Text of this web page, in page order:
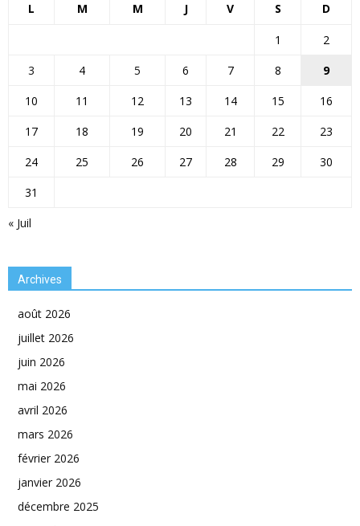
L M M J V S D
« Juil
1
2
3
4 5 6 7 8
9
10
11 12 13 14 15
16
17
18 19 20 21 22
23
24
25 26 27 28 29
30
31
Archives
août 2026
juillet 2026
juin 2026
mai 2026
avril 2026
mars 2026
février 2026
janvier 2026
décembre 2025